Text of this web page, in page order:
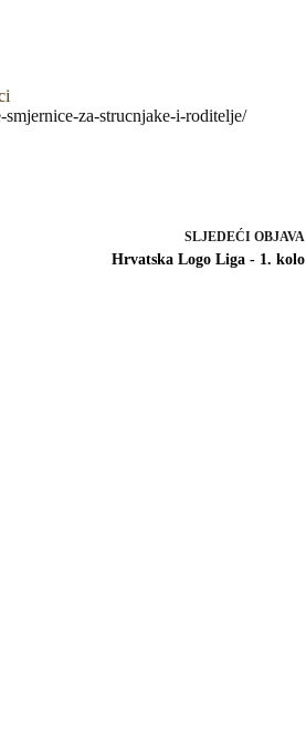
za-strucnjake-i-roditelje/
SLJEDEĆI OBJAVA
Hrvatska Logo Liga - 1. kolo